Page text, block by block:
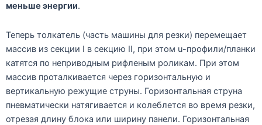
меньше энергии.
Теперь толкатель (часть машины для резки) перемещает
массив из секции I в секцию II, при этом u-профили/планки
катятся по неприводным рифленым роликам. При этом
массив проталкивается через горизонтальную и
вертикальную режущие струны. Горизонтальная струна
пневматически натягивается и колеблется во время резки,
отрезая длину блока или ширину панели. Горизонтальная